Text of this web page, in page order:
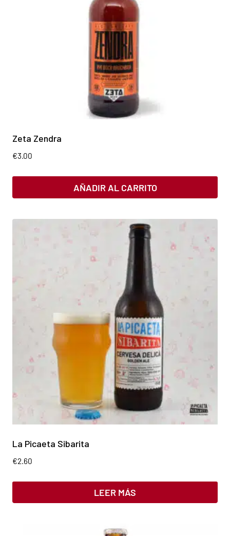
Zeta Zendra
€3.00
AÑADIR AL CARRITO
La Picaeta Sibarita
€2.60
LEER MÁS